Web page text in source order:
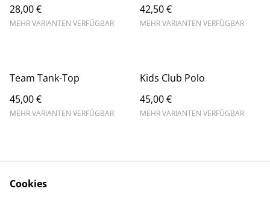
28,00 €
MEHR VARIANTEN VERFÜGBAR
42,50 €
MEHR VARIANTEN VERFÜGBAR
Team Tank-Top
45,00 €
MEHR VARIANTEN VERFÜGBAR
Kids Club Polo
45,00 €
MEHR VARIANTEN VERFÜGBAR
Cookies